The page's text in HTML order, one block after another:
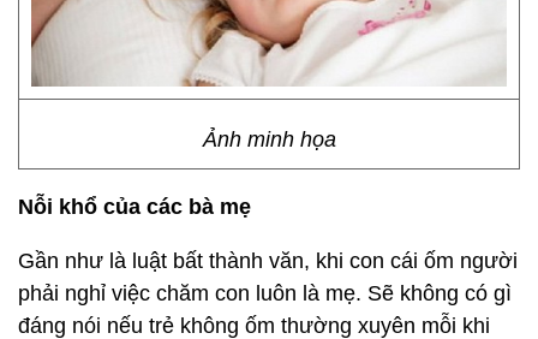
Ảnh minh họa
Nỗi khổ của các bà mẹ
Gần như là luật bất thành văn, khi con cái ốm người
phải nghỉ việc chăm con luôn là mẹ. Sẽ không có gì
đáng nói nếu trẻ không ốm thường xuyên mỗi khi